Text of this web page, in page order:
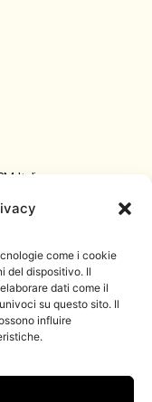
come i cookie
del dispositivo. Il
dati come il
su questo sito. Il
influire
Italia